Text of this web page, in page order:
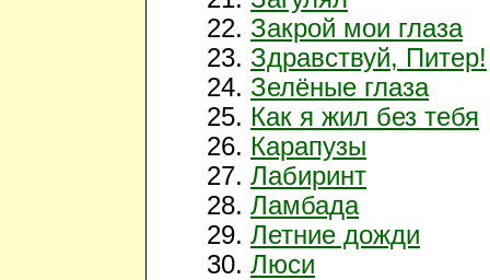
Закрой мои глаза
Здравствуй, Питер!
Зелёные глаза
Как я жил без тебя
Карапузы
Лабиринт
Ламбада
Летние дожди
Люси